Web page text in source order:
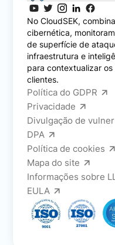
No CloudSEK,
cibernética,
de superfície de
infraestrutura e
para contextualizar
clientes.
Política do GDPR
Privacidade
Divulgação de vulner
DPA
Política de cookies
Mapa do site
Informações sobre
EULA